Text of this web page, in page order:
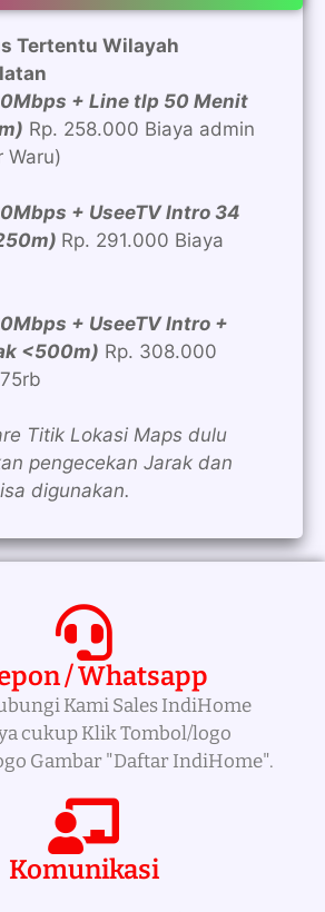
Tertentu Wilayah
+ Line tlp 50 Menit
Rp. 258.000 Biaya admin
Waru)
+ UseeTV Intro 34
Rp. 291.000 Biaya
+ UseeTV Intro +
<500m) Rp. 308.000
Titik Lokasi Maps dulu
pengecekan Jarak dan
digunakan.
/ Whatsapp
Kami Sales IndiHome
cukup Klik Tombol/logo
Gambar "Daftar IndiHome".
Komunikasi